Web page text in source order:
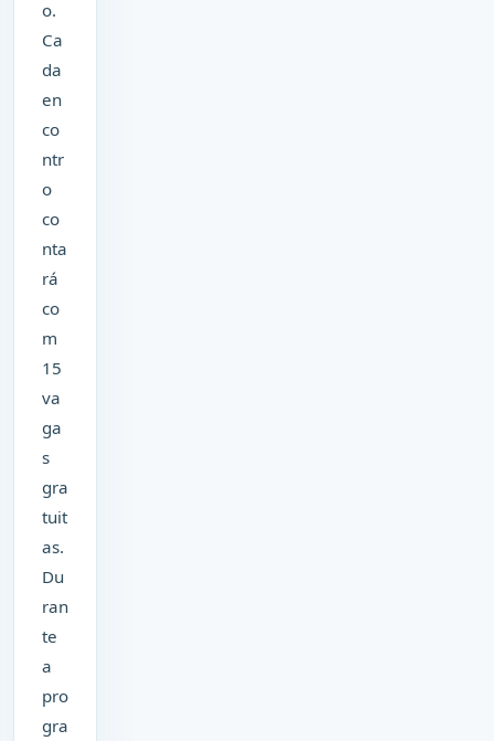
o.
Ca
da
en
co
ntr
o
co
nta
rá
co
m
15
va
ga
s
gra
tuit
as.
Du
ran
te
a
pro
gra